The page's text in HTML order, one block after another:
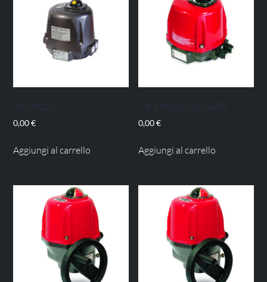
VRX POSI
0,00€
Aggiungi al carrello
VR 3 POSITION SAFE
0,00€
Aggiungi al carrello